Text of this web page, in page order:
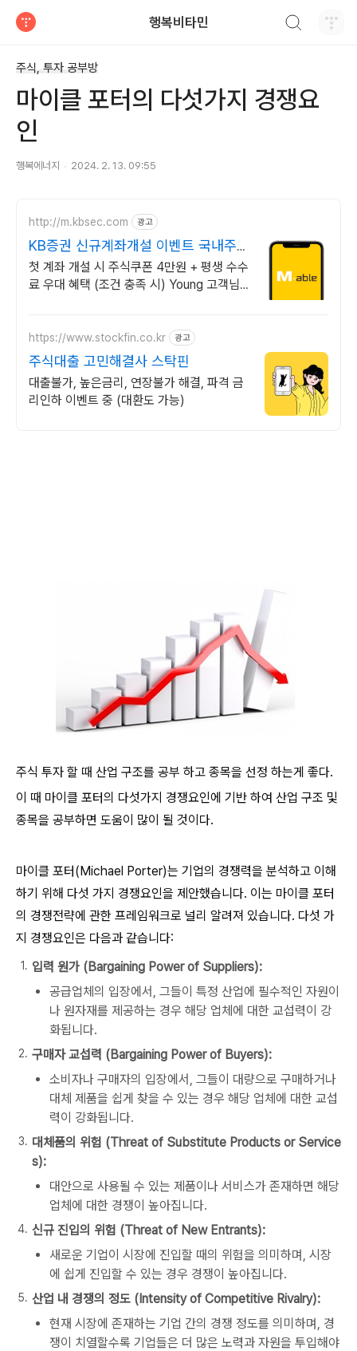
행복비타민
주식, 투자 공부방
마이클 포터의 다섯가지 경쟁요
인
행복에너지 2024. 2. 13. 09:55
http://m.kbsec.com 광고
KB증권 신규계좌개설 이벤트 국내주
식쿠폰 최대 5만원
첫 계좌 개설 시 주식쿠폰 4만원 + 평생 수수
료 우대 혜택 (조건 충족 시) Young 고객님
https://www.stockfin.co.kr 광고
주식대출 고민해결사 스탁핀
대출불가, 높은금리, 연장불가 해결, 파격 금
리인하 이벤트 중 (대환도 가능)
주식 투자 할 때 산업 구조를 공부 하고 종목을 선정 하는게 좋다.
이 때 마이클 포터의 다섯가지 경쟁요인에 기반 하여 산업 구조 및
종목을 공부하면 도움이 많이 될 것이다.
마이클 포터(Michael Porter)는 기업의 경쟁력을 분석하고 이해
하기 위해 다섯 가지 경쟁요인을 제안했습니다. 이는 마이클 포터
의 경쟁전략에 관한 프레임워크로 널리 알려져 있습니다. 다섯 가
지 경쟁요인은 다음과 같습니다:
입력 원가 (Bargaining Power of Suppliers):
공급업체의 입장에서, 그들이 특정 산업에 필수적인 자원이
나 원자재를 제공하는 경우 해당 업체에 대한 교섭력이 강
화됩니다.
구매자 교섭력 (Bargaining Power of Buyers):
소비자나 구매자의 입장에서, 그들이 대량으로 구매하거나
대체 제품을 쉽게 찾을 수 있는 경우 해당 업체에 대한 교섭
력이 강화됩니다.
대체품의 위험 (Threat of Substitute Products or Service
s):
대안으로 사용될 수 있는 제품이나 서비스가 존재하면 해당
업체에 대한 경쟁이 높아집니다.
신규 진입의 위험 (Threat of New Entrants):
새로운 기업이 시장에 진입할 때의 위험을 의미하며, 시장
에 쉽게 진입할 수 있는 경우 경쟁이 높아집니다.
산업 내 경쟁의 정도 (Intensity of Competitive Rivalry):
현재 시장에 존재하는 기업 간의 경쟁 정도를 의미하며, 경
쟁이 치열할수록 기업들은 더 많은 노력과 자원을 투입해야